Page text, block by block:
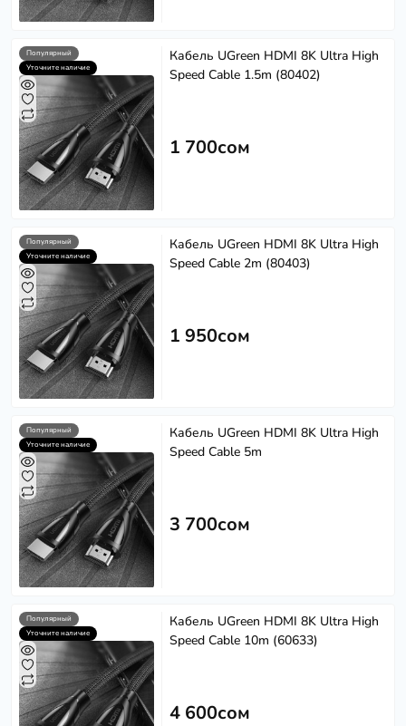
Популярный
Уточните наличие
Кабель UGreen HDMI 8K Ultra High
Speed Cable 1.5m (80402)
1 700сом
Популярный
Уточните наличие
Кабель UGreen HDMI 8K Ultra High
Speed Cable 2m (80403)
1 950сом
Популярный
Уточните наличие
Кабель UGreen HDMI 8K Ultra High
Speed Cable 5m
3 700сом
Популярный
Уточните наличие
Кабель UGreen HDMI 8K Ultra High
Speed Cable 10m (60633)
4 600сом